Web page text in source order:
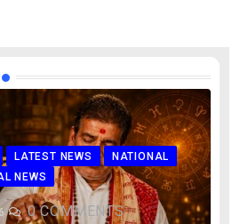
LATEST NEWS
NATIONAL
NEWS
0COMMENTS